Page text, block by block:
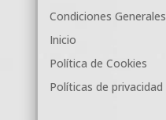
Condiciones Generales
Inicio
Política de Cookies
Políticas de privacidad